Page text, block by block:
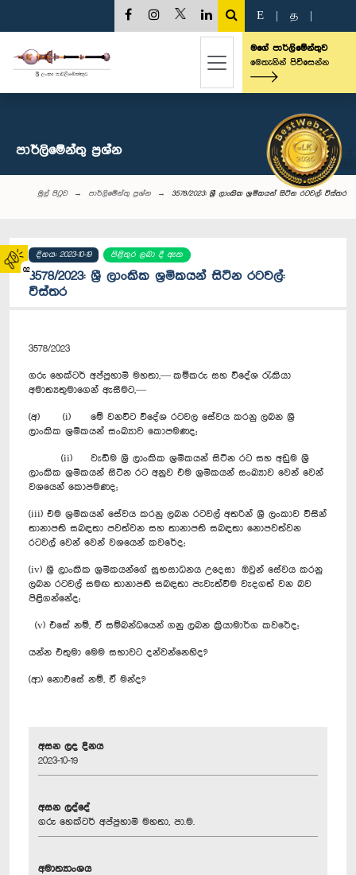
02
E த
මගේ පාර්ලිමේන්තුව
මෙතැනින් පිවිසෙන්න
පාර්ලි‌මේන්තු‌ ප්‍රශ්න
මුල් පිටුව පාර්ලි‌මේන්තු‌ ප්‍රශ්න 3578/2023: ශ්‍රී ලාංකික ශ්‍රමිකයන් සිටින රටවල්: විස්තර
දිනය: 2023-10-19 පිළිතුර ලබා දී ඇත
3578/2023: ශ්‍රී ලාංකික ශ්‍රමිකයන් සිටින රටවල්:
විස්තර
3578/2023
ගරු හෙක්ටර් අප්පුහාමි මහතා,— කම්කරු සහ විදේශ රැකියා
අමාත්‍යතුමාගෙන් ඇසීමට,—
(අ) (i) මේ වනවිට විදේශ රටවල සේවය කරනු ලබන ශ්‍රී
ලාංකික ශ්‍රමිකයන් සංඛ්‍යාව කොපමණද;
(ii) වැඩිම ශ්‍රී ලාංකික ශ්‍රමිකයන් සිටින රට සහ අඩුම ශ්‍රී
ලාංකික ශ්‍රමිකයන් සිටින රට අනුව එම ශ්‍රමිකයන් සංඛ්‍යාව වෙන් වෙන්
වශයෙන් කොපමණද;
(iii) එම ශ්‍රමිකයන් සේවය කරනු ලබන රටවල් අතරින් ශ්‍රී ලංකාව විසින්
තානාපති සබඳතා පවත්වන සහ තානාපති සබඳතා නොපවත්වන
රටවල් වෙන් වෙන් වශයෙන් කවරේද;
(iv) ශ්‍රී ලාංකික ශ්‍රමිකයන්ගේ සුභසාධනය උදෙසා ඔවුන් සේවය කරනු
ලබන රටවල් සමඟ තානාපති සබඳතා පැවැත්වීම වැදගත් වන බව
පිළිගන්නේද;
(v) එසේ නම්, ඒ සම්බන්ධයෙන් ‍ගනු ලබන ක්‍රියාමාර්ග කවරේද;
යන්න එතුමා මෙම සභාවට දන්වන්නෙහිද?
(ආ) නොඑසේ නම්, ඒ මන්ද?
අසන ලද දිනය
2023-10-19
අසන ලද්දේ
ගරු හෙක්ටර් අප්පුහාමි මහතා, පා.ම.
අමාත්‍යාංශය